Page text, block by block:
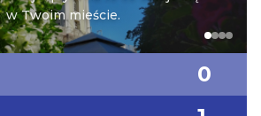
w Twoim mieście.
0